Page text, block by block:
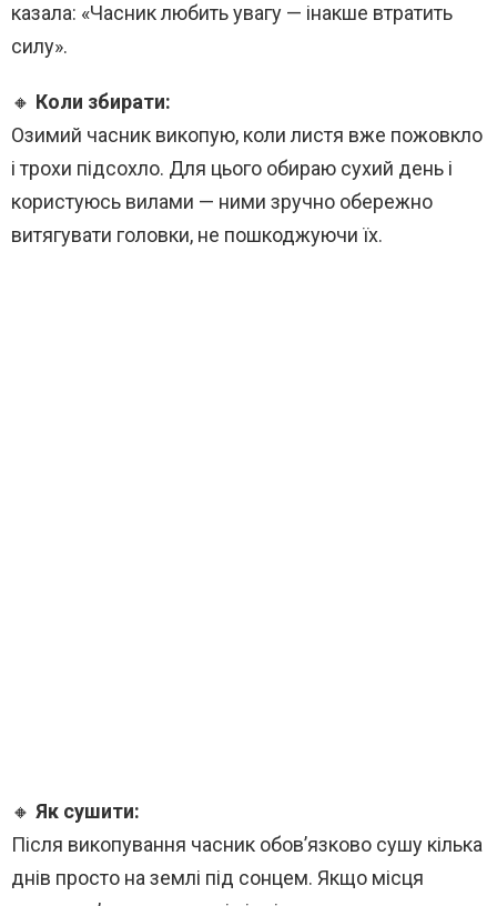
казала: «Часник любить увагу — інакше втратить
силу».
🔸 Коли збирати:
Озимий часник викопую, коли листя вже пожовкло
і трохи підсохло. Для цього обираю сухий день і
користуюсь вилами — ними зручно обережно
витягувати головки, не пошкоджуючи їх.
🔸 Як сушити:
Після викопування часник обов’язково сушу кілька
днів просто на землі під сонцем. Якщо місця